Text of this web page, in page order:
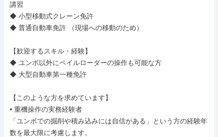
講習
◆ 小型移動式クレーン免許
◆ 普通自動車免許 （現場への移動のため）
【歓迎するスキル・経験】
◆ ユンボ以外にペイルローダーの操作も可能な方
◆ 大型自動車第一種免許
【このような方を求めています】
• 重機操作の実務経験者
「ユンボでの掘削や積み込みには自信がある」という方の経験年
数を最大限に考慮します。